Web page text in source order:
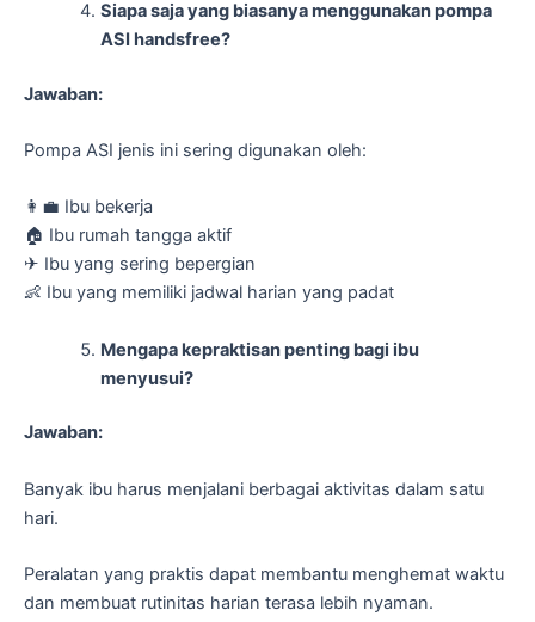
Siapa saja yang biasanya menggunakan pompa
ASI handsfree?
Jawaban:
Pompa ASI jenis ini sering digunakan oleh:
👩‍💼 Ibu bekerja
🏠 Ibu rumah tangga aktif
✈ Ibu yang sering bepergian
👶 Ibu yang memiliki jadwal harian yang padat
Mengapa kepraktisan penting bagi ibu
menyusui?
Jawaban:
Banyak ibu harus menjalani berbagai aktivitas dalam satu
hari.
Peralatan yang praktis dapat membantu menghemat waktu
dan membuat rutinitas harian terasa lebih nyaman.